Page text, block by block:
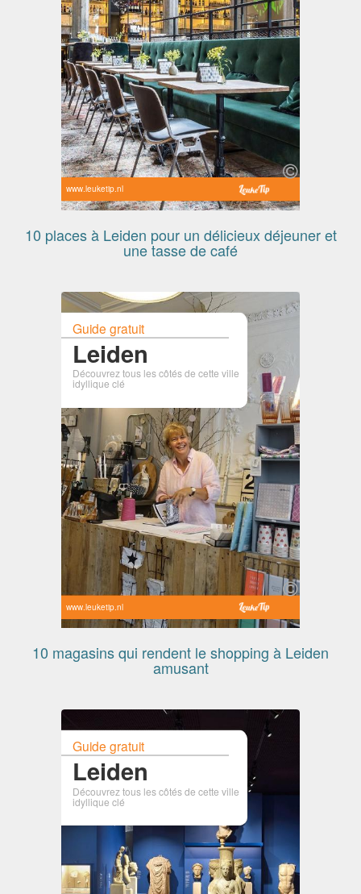
www.leuketip.nl
10 places à Leiden pour un délicieux déjeuner et
une tasse de café
Guide gratuit
Leiden
Découvrez tous les côtés de cette ville
idyllique clé
www.leuketip.nl
10 magasins qui rendent le shopping à Leiden
amusant
Guide gratuit
Leiden
Découvrez tous les côtés de cette ville
idyllique clé